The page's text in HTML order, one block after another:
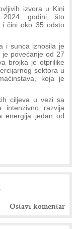
izvora u Kini
godini, što
i čini oko 35 odsto
i sunca iznosila je
povećanje od 27
brojka je otprilike
sektora u
koja je
ciljeva u vezi sa
intenzivno razvija
energija jedan od
Ostavi komentar